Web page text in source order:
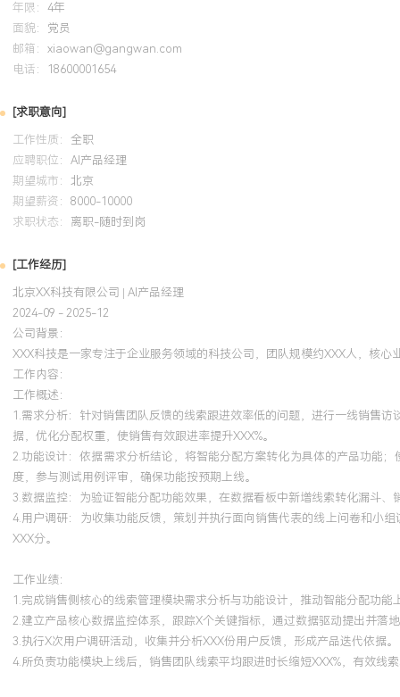
年限： 4年
面貌： 党员
邮箱： xiaowan@gangwan.com
电话：
18600001654
[求职意向]
工作性质： 全职
应聘职位： AI产品经理
期望城市： 北京
期望薪资： 8000-10000
求职状态： 离职-随时到岗
[工作经历]
北京XX科技有限公司 | AI产品经理
2024-09 - 2025-12
公司背景：
XXX科技是一家专注于企业服务领域的科技公司，团队规模约XXX人，核
工作内容：
工作概述：
1.需求分析：针对销售团队反馈的线索跟进效率低的问题，进行一线销售
据，优化分配权重，使销售有效跟进率提升XXX%。
2.功能设计：依据需求分析结论，将智能分配方案转化为具体的产品功能
度，参与测试用例评审，确保功能按预期上线。
3.数据监控：为验证智能分配功能效果，在数据看板中新增线索转化漏斗
4.用户调研：为收集功能反馈，策划并执行面向销售代表的线上问卷和小
XXX分。
工作业绩：
1.完成销售侧核心的线索管理模块需求分析与功能设计，推动智能分配功能
2.建立产品核心数据监控体系，跟踪X个关键指标，通过数据驱动提出并落
3.执行X次用户调研活动，收集并分析XXX份用户反馈，形成产品迭代依据。
4.所负责功能模块上线后，销售团队线索平均跟进时长缩短XXX%，有效线